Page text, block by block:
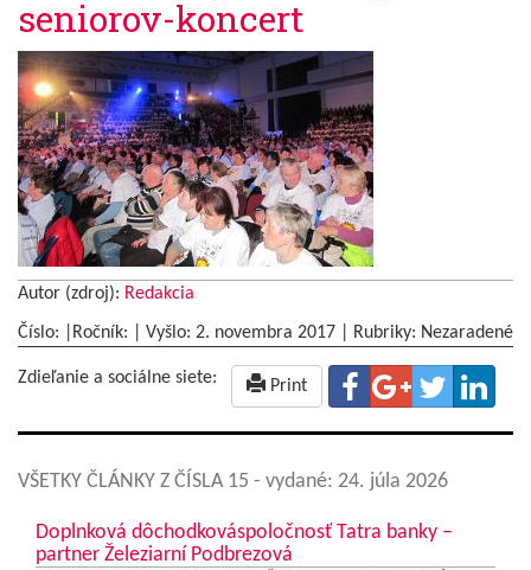
seniorov-koncert
Autor (zdroj): Redakcia
Číslo: |Ročník: | Vyšlo: 2. novembra 2017 Rubriky: Nezaradené
Zdieľanie a sociálne siete: Print
VŠETKY ČLÁNKY Z ČÍSLA 15 - vydané: 24. júla 2026
Doplnková dôchodkováspoločnosť Tatra banky –
partner Železiarní Podbrezová